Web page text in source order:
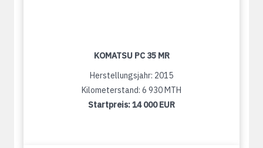
KOMATSU PC 35 MR
Herstellungsjahr: 2015
Kilometerstand: 6 930 MTH
Startpreis:14 000 EUR